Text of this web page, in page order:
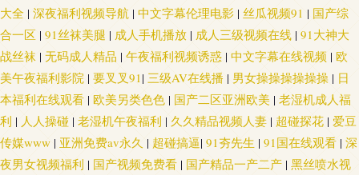
人在线 欧美专区第二页 a片资源首页 日本叉叉叉成人片 三级片在线导航 玖
玖艹东京 91黑丝高潮 精品自拍传媒 超碰碰中文 三级在线国产 国产第一页51
五月天婷婷小说 豆花视频无码 日本女同互慰 超碰人人模 人人摸97 91视频网
三级视频国产 国产粉嫩网站 日本不卡1234 成人深夜福利导航 日韩中文字幕
大全 | 深夜福利视频导航 | 中文字幕伦理电影 | 丝瓜视频91 | 国产综
合一区 | 91丝袜美腿 | 成人手机播放 | 成人三级视频在线 | 91大神大
战丝袜 | 无码成人精品 | 午夜福利视频诱惑 | 中文字幕在线视频 | 欧
美午夜福利影院 | 要叉叉91| 三级AV在线播 | 男女操操操操操操 | 日
本福利在线观看 | 欧美另类色色 | 国产二区亚洲欧美 | 老湿机成人福
利 | 人人操碰 | 老湿机午夜福利 | 久久精品视频人妻 | 超碰探花 | 爱豆
传媒www | 亚洲免费av永久 | 超碰搞逼| 91夯先生 | 91国在线观看 | 深
夜男女视频福利 | 国产视频免费看 | 国产精品一产二产 | 黑丝喷水视